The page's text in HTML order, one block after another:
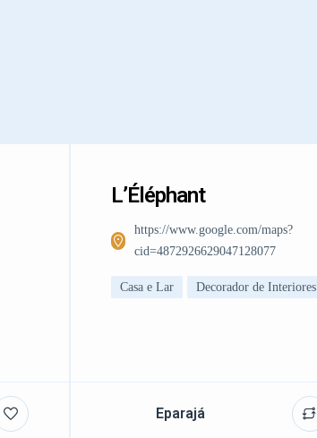
L’Éléphant
https://www.google.com/maps?
cid=4872926629047128077
Casa e Lar Decorador de Interiores
Eparajá